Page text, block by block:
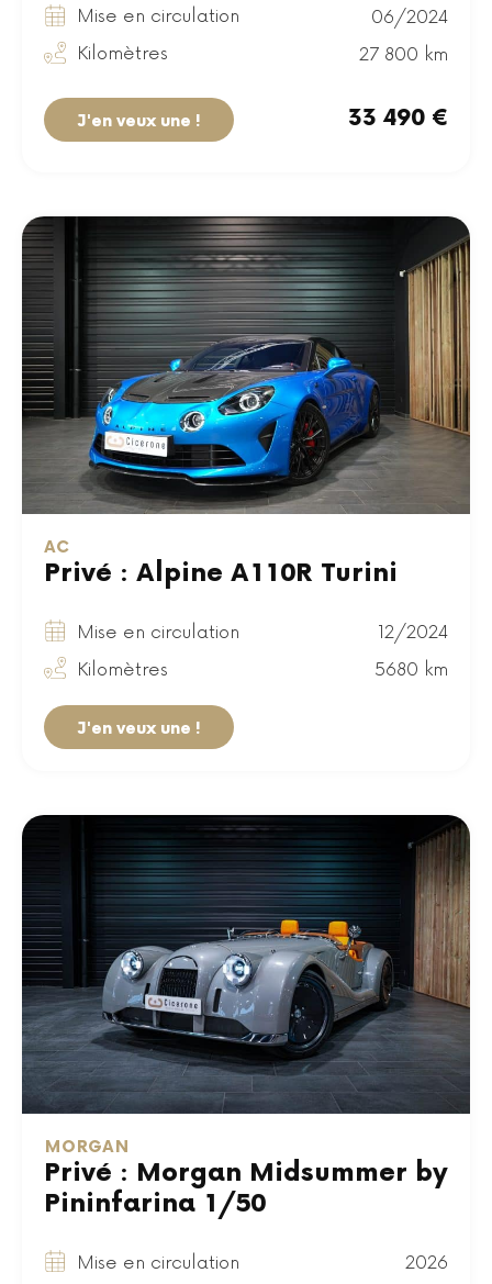
Mise en circulation
06/2024
Kilomètres
27 800 km
J'en veux une ! 33 490 €
AC
Privé : Alpine A110R Turini
Mise en circulation
12/2024
Kilomètres
5680 km
J'en veux une !
MORGAN
Privé : Morgan Midsummer by
Pininfarina 1/50
Mise en circulation
2026